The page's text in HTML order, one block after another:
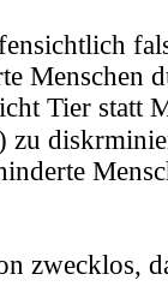
Menschen
Tier statt
zwecklos,